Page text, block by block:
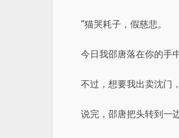
“猫哭耗子，假慈悲。
今日我邵唐落在你的手
不过，想要我出卖沈门
说完，邵唐把头转到一